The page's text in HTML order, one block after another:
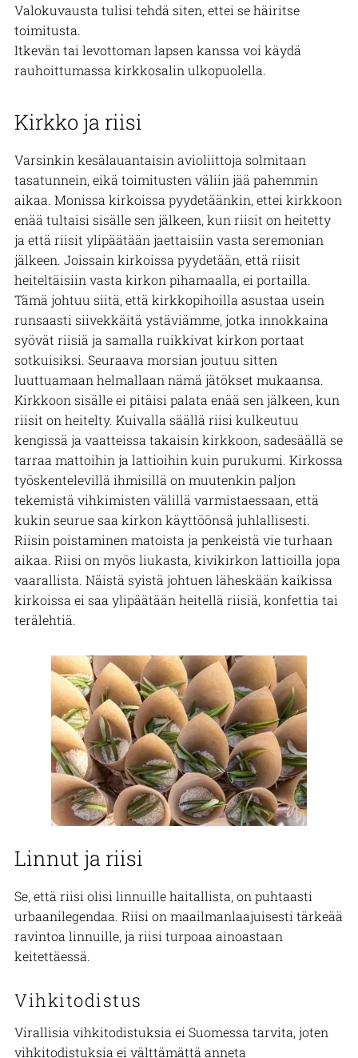
Valokuvausta tulisi tehdä siten, ettei se häiritse
toimitusta.
Itkevän tai levottoman lapsen kanssa voi käydä
rauhoittumassa kirkkosalin ulkopuolella.
Kirkko ja riisi
Varsinkin kesälauantaisin avioliittoja solmitaan
tasatunnein, eikä toimitusten väliin jää pahemmin
aikaa. Monissa kirkoissa pyydetäänkin, ettei kirkkoon
enää tultaisi sisälle sen jälkeen, kun riisit on heitetty
ja että riisit ylipäätään jaettaisiin vasta seremonian
jälkeen. Joissain kirkoissa pyydetään, että riisit
heiteltäisiin vasta kirkon pihamaalla, ei portailla.
Tämä johtuu siitä, että kirkkopihoilla asustaa usein
runsaasti siivekkäitä ystäviämme, jotka innokkaina
syövät riisiä ja samalla ruikkivat kirkon portaat
sotkuisiksi. Seuraava morsian joutuu sitten
luuttuamaan helmallaan nämä jätökset mukaansa.
Kirkkoon sisälle ei pitäisi palata enää sen jälkeen, kun
riisit on heitelty. Kuivalla säällä riisi kulkeutuu
kengissä ja vaatteissa takaisin kirkkoon, sadesäällä se
tarraa mattoihin ja lattioihin kuin purukumi. Kirkossa
työskentelevillä ihmisillä on muutenkin paljon
tekemistä vihkimisten välillä varmistaessaan, että
kukin seurue saa kirkon käyttöönsä juhlallisesti.
Riisin poistaminen matoista ja penkeistä vie turhaan
aikaa. Riisi on myös liukasta, kivikirkon lattioilla jopa
vaarallista. Näistä syistä johtuen läheskään kaikissa
kirkoissa ei saa ylipäätään heitellä riisiä, konfettia tai
terälehtiä.
Linnut ja riisi
Se, että riisi olisi linnuille haitallista, on puhtaasti
urbaanilegendaa. Riisi on maailmanlaajuisesti tärkeää
ravintoa linnuille, ja riisi turpoaa ainoastaan
keitettäessä.
Vihkitodistus
Virallisia vihkitodistuksia ei Suomessa tarvita, joten
vihkitodistuksia ei välttämättä anneta